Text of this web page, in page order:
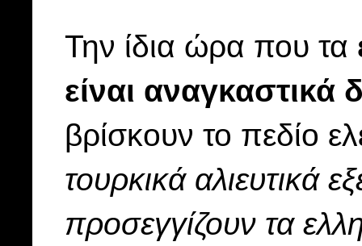
Την ίδια ώρα που τα
είναι αναγκαστικά
βρίσκουν το πεδίο
τουρκικά αλιευτικά
προσεγγίζουν τα